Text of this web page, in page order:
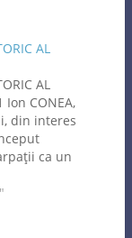
AL
AL
Ion CONEA,
din interes
ca un
pe care
cum se